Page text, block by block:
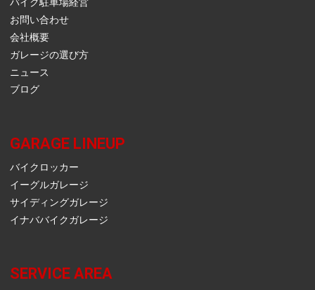
バイク駐車場経営
お問い合わせ
会社概要
ガレージの選び方
ニュース
ブログ
GARAGE LINEUP
バイクロッカー
イーグルガレージ
サイディングガレージ
イナババイクガレージ
SERVICE AREA